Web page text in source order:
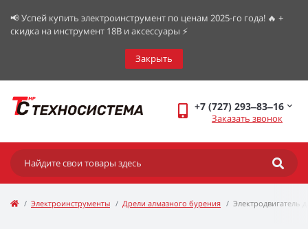
📢 Успей купить электроинструмент по ценам 2025-го года! 🔥 +
скидка на инструмент 18В и аксессуары ⚡️
Закрыть
+7 (727) 293‒83‒16
Заказать звонок
Электроинструменты Дрели алмазного бурения Электродвигатель